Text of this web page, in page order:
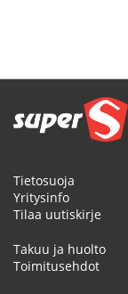
Tietosuoja
Yritysinfo
Tilaa uutiskirje
Takuu ja huolto
Toimitusehdot